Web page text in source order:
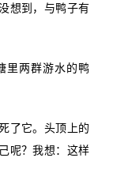
想到，与鸭子有
里两群游水的鸭
了它。头顶上的
呢？我想：这样